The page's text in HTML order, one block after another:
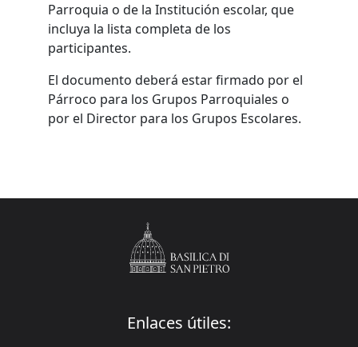
Parroquia o de la Institución escolar, que
incluya la lista completa de los
participantes.
El documento deberá estar firmado por el
Párroco para los Grupos Parroquiales o
por el Director para los Grupos Escolares.
Enlaces útiles: